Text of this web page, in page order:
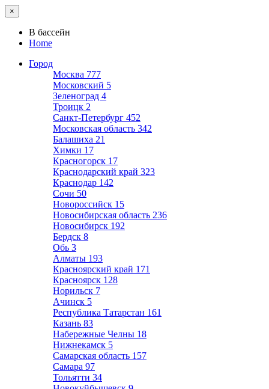
×
В бассейн
Home
Город
Москва 777
Московский 5
Зеленоград 4
Троицк 2
Санкт-Петербург 452
Московская область 342
Балашиха 21
Химки 17
Красногорск 17
Краснодарский край 323
Краснодар 142
Сочи 50
Новороссийск 15
Новосибирская область 236
Новосибирск 192
Бердск 8
Обь 3
Алматы 193
Красноярский край 171
Красноярск 128
Норильск 7
Ачинск 5
Республика Татарстан 161
Казань 83
Набережные Челны 18
Нижнекамск 5
Самарская область 157
Самара 97
Тольятти 34